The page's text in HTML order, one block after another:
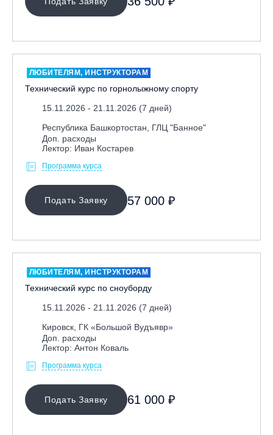
ЛЮБИТЕЛЯМ, ИНСТРУКТОРАМ
Технический курс по горнолыжному спорту
15.11.2026 - 21.11.2026 (7 дней)
Республика Башкортостан, ГЛЦ "Банное"
Доп. расходы
Лектор: Иван Костарев
Программа курса
Подать Заявку 57 000 ₽
ЛЮБИТЕЛЯМ, ИНСТРУКТОРАМ
Технический курс по сноуборду
15.11.2026 - 21.11.2026 (7 дней)
Кировск, ГК «Большой Вудъявр»
Доп. расходы
Лектор: Антон Коваль
Программа курса
Подать Заявку 61 000 ₽